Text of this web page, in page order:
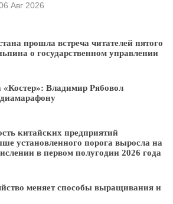
Авг 2026
прошла встреча читателей пятого
о государственном управлении
Владимир Рябовол
китайских предприятий
установленного порога выросла на
в первом полугодии 2026 года
меняет способы выращивания и